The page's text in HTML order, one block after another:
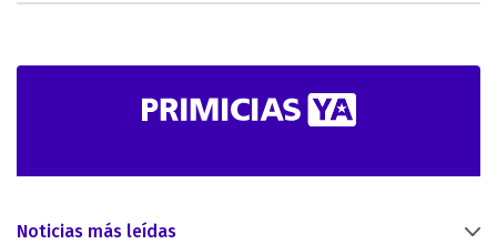
Noticias más leídas